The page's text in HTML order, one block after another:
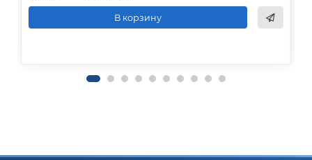
В корзину